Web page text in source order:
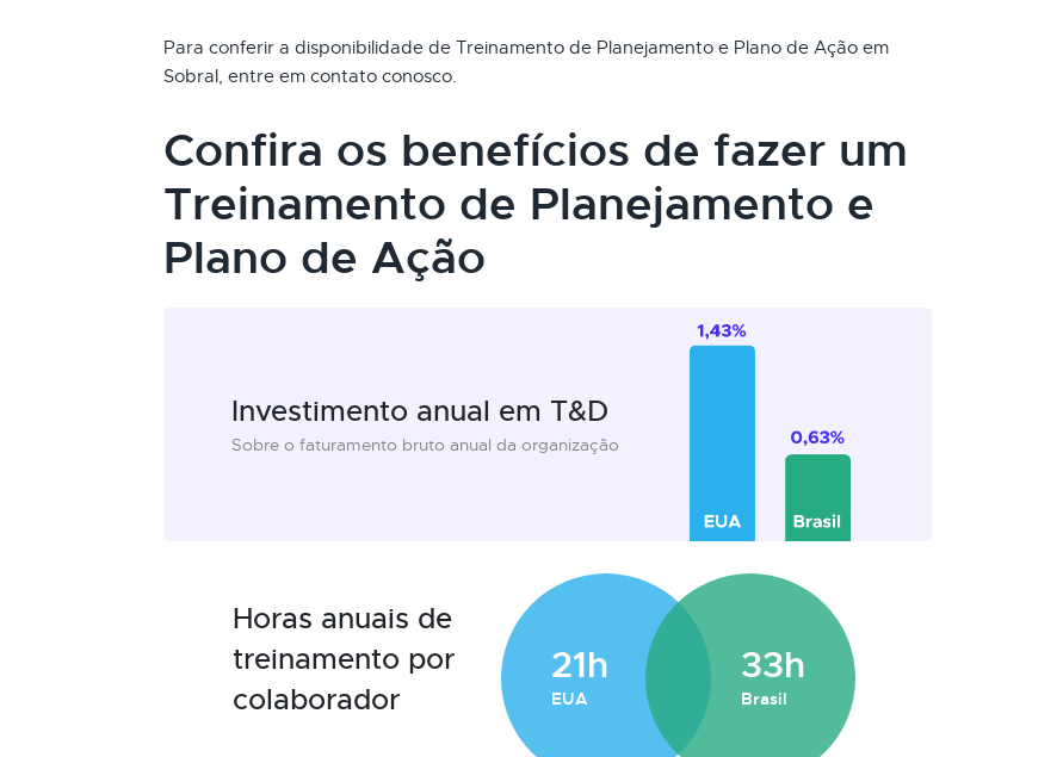
Para conferir a disponibilidade de Treinamento de Planejamento e Plano de Ação em
Sobral, entre em contato conosco.
Confira os benefícios de fazer um
Treinamento de Planejamento e
Plano de Ação
Investimento anual em T&D
Sobre o faturamento bruto anual da organização
Horas anuais de
treinamento por
colaborador
21h
EUA
33h
Brasil